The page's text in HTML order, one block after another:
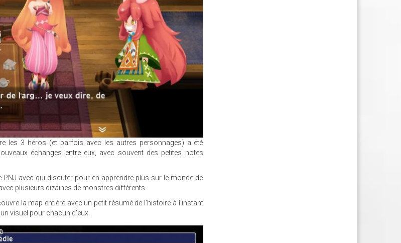
les 3 héros (et parfois avec les autres personnages) a été
échanges entre eux, avec souvent des petites notes
avec qui discuter pour en apprendre plus sur le monde de
plusieurs dizaines de monstres différents.
la map entière avec un petit résumé de l’histoire à l’instant
visuel pour chacun d’eux.